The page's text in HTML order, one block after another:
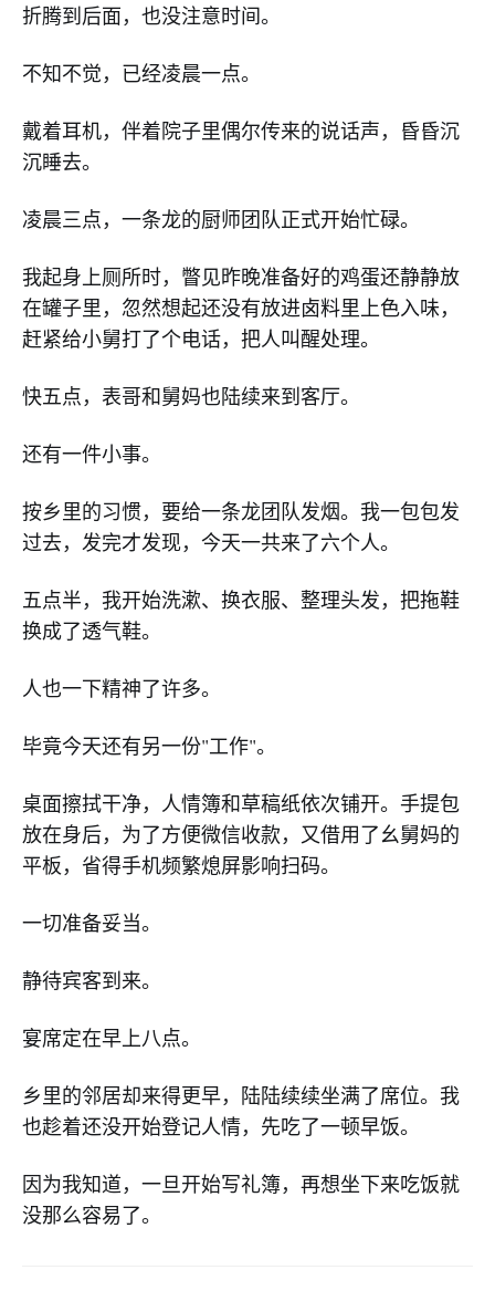
折腾到后面，也没注意时间。
不知不觉，已经凌晨一点。
戴着耳机，伴着院子里偶尔传来的说话声，昏昏沉
沉睡去。
凌晨三点，一条龙的厨师团队正式开始忙碌。
我起身上厕所时，瞥见昨晚准备好的鸡蛋还静静放
在罐子里，忽然想起还没有放进卤料里上色入味，
赶紧给小舅打了个电话，把人叫醒处理。
快五点，表哥和舅妈也陆续来到客厅。
还有一件小事。
按乡里的习惯，要给一条龙团队发烟。我一包包发
过去，发完才发现，今天一共来了六个人。
五点半，我开始洗漱、换衣服、整理头发，把拖鞋
换成了透气鞋。
人也一下精神了许多。
毕竟今天还有另一份"工作"。
桌面擦拭干净，人情簿和草稿纸依次铺开。手提包
放在身后，为了方便微信收款，又借用了幺舅妈的
平板，省得手机频繁熄屏影响扫码。
一切准备妥当。
静待宾客到来。
宴席定在早上八点。
乡里的邻居却来得更早，陆陆续续坐满了席位。我
也趁着还没开始登记人情，先吃了一顿早饭。
因为我知道，一旦开始写礼簿，再想坐下来吃饭就
没那么容易了。